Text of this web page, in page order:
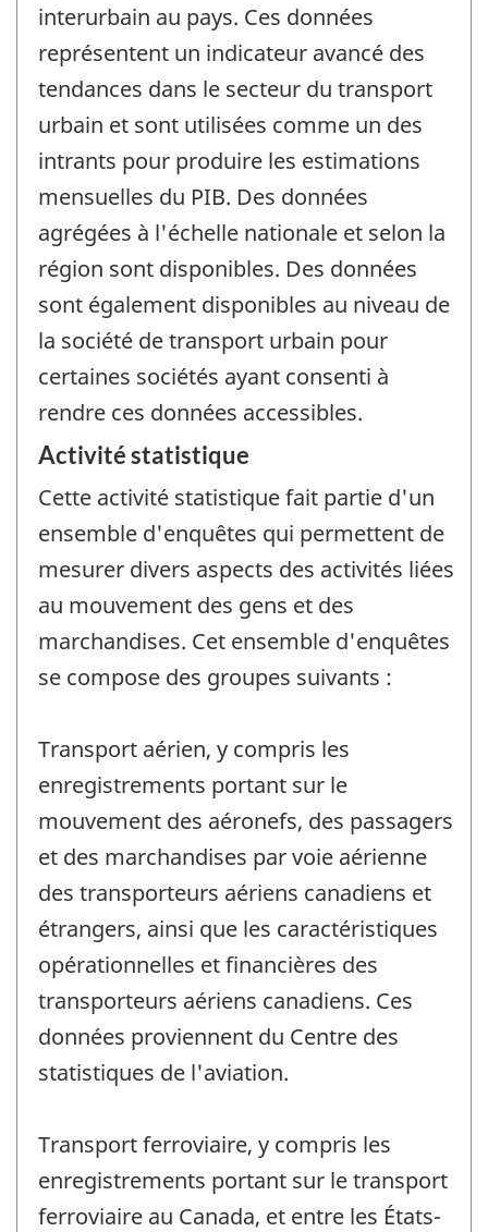
interurbain au pays. Ces données
représentent un indicateur avancé des
tendances dans le secteur du transport
urbain et sont utilisées comme un des
intrants pour produire les estimations
mensuelles du PIB. Des données
agrégées à l'échelle nationale et selon la
région sont disponibles. Des données
sont également disponibles au niveau de
la société de transport urbain pour
certaines sociétés ayant consenti à
rendre ces données accessibles.
Activité statistique
Cette activité statistique fait partie d'un
ensemble d'enquêtes qui permettent de
mesurer divers aspects des activités liées
au mouvement des gens et des
marchandises. Cet ensemble d'enquêtes
se compose des groupes suivants :
Transport aérien, y compris les
enregistrements portant sur le
mouvement des aéronefs, des passagers
et des marchandises par voie aérienne
des transporteurs aériens canadiens et
étrangers, ainsi que les caractéristiques
opérationnelles et financières des
transporteurs aériens canadiens. Ces
données proviennent du Centre des
statistiques de l'aviation.
Transport ferroviaire, y compris les
enregistrements portant sur le transport
ferroviaire au Canada, et entre les États-